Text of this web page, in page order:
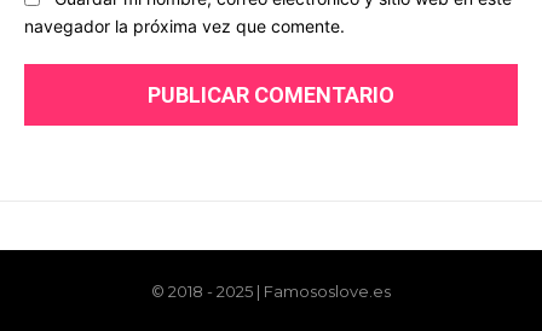
© 2018 - 2025 | Famososlove.es